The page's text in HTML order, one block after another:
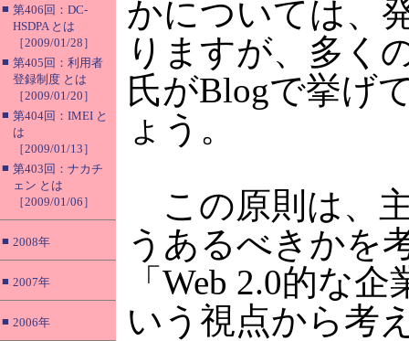
■ 第406回：DC-
HSDPA とは
［2009/01/28］
■ 第405回：利用者
登録制度 とは
［2009/01/20］
■ 第404回：IMEI と
は
［2009/01/13］
■ 第403回：ナカチ
ェン とは
［2009/01/06］
■ 2008年
■ 2007年
■ 2006年
かについては、
りますが、多く
氏がBlogで挙げ
ょう。
この原則は、
うあるべきかを
「Web 2.0的な
いう視点から考